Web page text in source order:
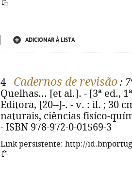
ADICIONAR À LISTA
4 - Cadernos de revisão :
Quelhas... [et al.]. - [3ª ed.,
Editora, [20--]-. - v. : il. ; 30
naturais, ciências fisíco-
- ISBN 978-972-0-01569-3
Link persistente: http://